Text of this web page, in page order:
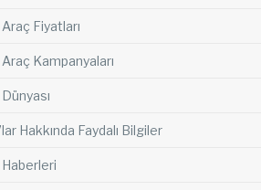
Fiyatları
Kampanyaları
Hakkında Faydalı Bilgiler
Haberleri